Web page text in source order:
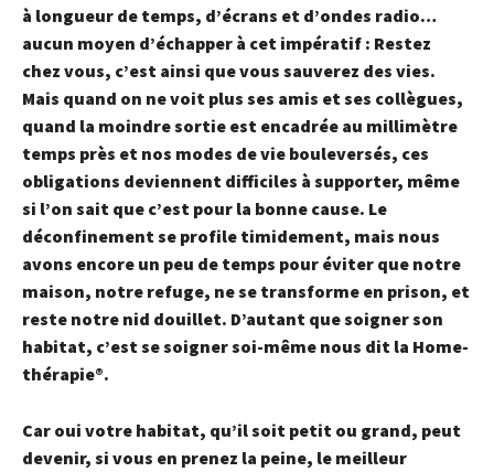
à longueur de temps, d’écrans et d’ondes radio…
aucun moyen d’échapper à cet impératif : Restez
chez vous, c’est ainsi que vous sauverez des vies.
Mais quand on ne voit plus ses amis et ses collègues,
quand la moindre sortie est encadrée au millimètre
temps près et nos modes de vie bouleversés, ces
obligations deviennent difficiles à supporter, même
si l’on sait que c’est pour la bonne cause. Le
déconfinement se profile timidement, mais nous
avons encore un peu de temps pour éviter que notre
maison, notre refuge, ne se transforme en prison, et
reste notre nid douillet. D’autant que soigner son
habitat, c’est se soigner soi-même nous dit la Home-
thérapie®.
Car oui votre habitat, qu’il soit petit ou grand, peut
devenir, si vous en prenez la peine, le meilleur